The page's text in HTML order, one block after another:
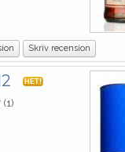
Skriv recension
HET!
(1)